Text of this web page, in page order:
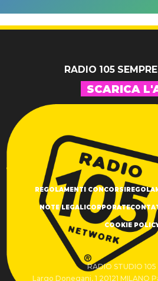
Tommasi
10
RADIO 105
SCARICA
REGOLAMENTI CONCORSI
NOTE LEGALICORPORATE
COOKIE
RADIO STUDIO 105
Largo Donegani, 1 20121 MILANO